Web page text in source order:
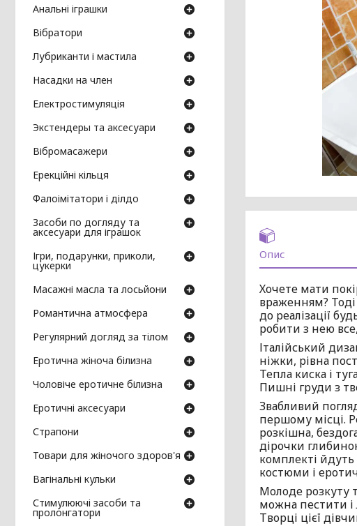
Опис
Хочете мати
враженням? Тоді
до реалізації
робити з нею
Італійський
ніжки, рівна
Тепла киска і
Пишні груди з
Звабливий
першому місці.
розкішна,
дірочки
комплекті йдуть
костюми і
Молоде розкуту
можна пестити і
Творці цієї
Анальні іграшки
Вібратори
Лубриканти і мастила
Насадки на член
Електростимуляція
Экстендеры та аксесуари
Вібромасажери
Ерекційні кільця
Фалоімітатори і ділдо
Засоби по догляду та
аксесуари для іграшок
Ігри, подарунки, приколи,
цукерки
Масажні масла та лосьйони
Романтична атмосфера
Регулярний догляд за тілом
Еротична жіноча білизна
Чоловіче еротичне білизна
Еротичні аксесуари
Страпони
Товари для жіночого здоров'я
Вагінальні кульки
Стимулюючі засоби та
пролонгатори